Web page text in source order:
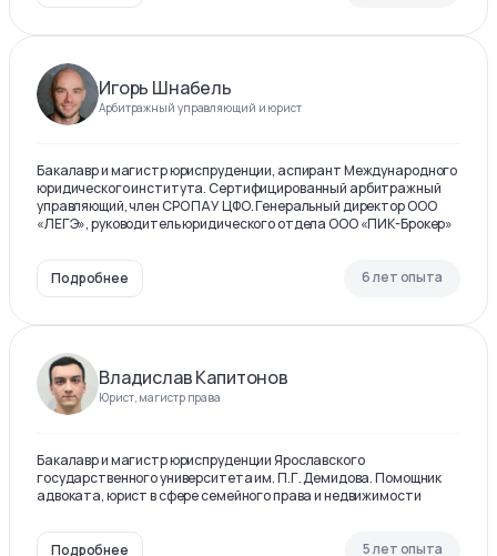
Игорь Шнабель
Арбитражный управляющий и юрист
Бакалавр и магистр юриспруденции, аспирант Международного
юридического института. Сертифицированный арбитражный
управляющий, член СРО ПАУ ЦФО. Генеральный директор ООО
«ЛЕГЭ», руководитель юридического отдела ООО «ПИК-Брокер»
Подробнее 6 лет опыта
Владислав Капитонов
Юрист, магистр права
Бакалавр и магистр юриспруденции Ярославского
государственного университета им. П.Г. Демидова. Помощник
адвоката, юрист в сфере семейного права и недвижимости
Подробнее 5 лет опыта